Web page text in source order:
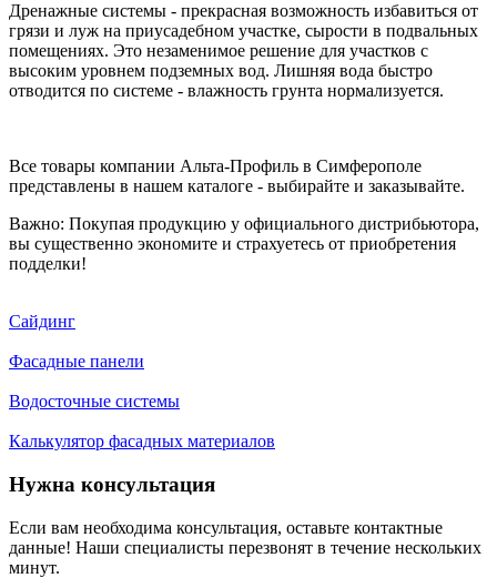
Дренажные системы - прекрасная возможность избавиться от
грязи и луж на приусадебном участке, сырости в подвальных
помещениях. Это незаменимое решение для участков с
высоким уровнем подземных вод. Лишняя вода быстро
отводится по системе - влажность грунта нормализуется.
Все товары компании Альта-Профиль в Симферополе
представлены в нашем каталоге - выбирайте и заказывайте.
Важно: Покупая продукцию у официального дистрибьютора,
вы существенно экономите и страхуетесь от приобретения
подделки!
Сайдинг
Фасадные панели
Водосточные системы
Калькулятор фасадных материалов
Нужна консультация
Если вам необходима консультация, оставьте контактные
данные! Наши специалисты перезвонят в течение нескольких
минут.